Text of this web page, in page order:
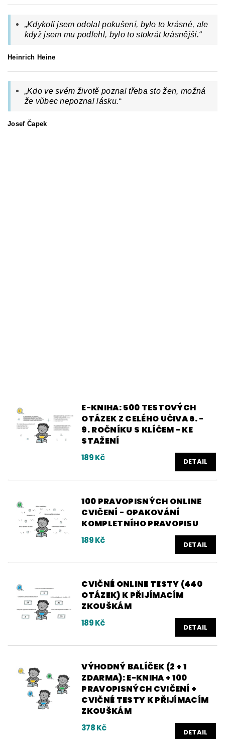
„Kdykoli jsem odolal pokušení, bylo to krásné, ale
když jsem mu podlehl, bylo to stokrát krásnější.“
Heinrich Heine
„Kdo ve svém životě poznal třeba sto žen, možná
že vůbec nepoznal lásku.“
Josef Čapek
E-KNIHA: 500 TESTOVÝCH
OTÁZEK Z CELÉHO UČIVA 6. -
9. ROČNÍKU S KLÍČEM - KE
STAŽENÍ
189 Kč DETAIL
100 PRAVOPISNÝCH ONLINE
CVIČENÍ - OPAKOVÁNÍ
KOMPLETNÍHO PRAVOPISU
189 Kč DETAIL
CVIČNÉ ONLINE TESTY (440
OTÁZEK) K PŘIJÍMACÍM
ZKOUŠKÁM
189 Kč DETAIL
VÝHODNÝ BALÍČEK (2 + 1
ZDARMA): E-KNIHA + 100
PRAVOPISNÝCH CVIČENÍ +
CVIČNÉ TESTY K PŘIJÍMACÍM
ZKOUŠKÁM
378 Kč DETAIL